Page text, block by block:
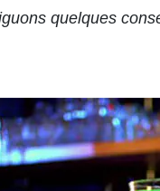
quelques